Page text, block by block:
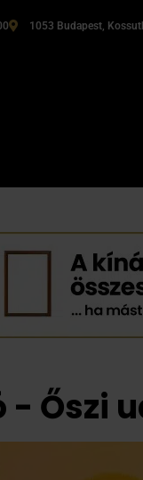
1053 Budapest,
- Őszi